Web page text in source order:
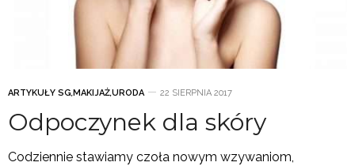
ARTYKUŁY SG,MAKIJAŻ,URODA 22 SIERPNIA 2017
Odpoczynek dla skóry
Codziennie stawiamy czoła nowym wzywaniom,